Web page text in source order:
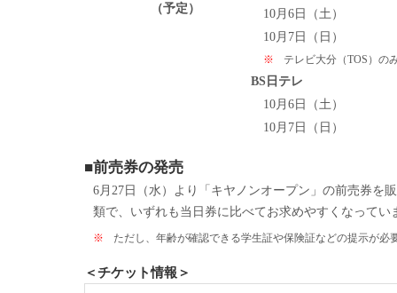
（予定）
10月6日（土）
10月7日（日）
※ テレビ大分（TOS）の
BS日テレ
10月6日（土）
10月7日（日）
■前売券の発売
6月27日（水）より「キヤノンオープン」の前売券を
類で、いずれも当日券に比べてお求めやすくなって
※ ただし、年齢が確認できる学生証や保険証などの提示が必
＜チケット情報＞